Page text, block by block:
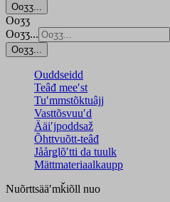
Ooʒʒ...
Ooʒʒ
Ooʒʒ...
Ooʒʒ...
Ouddseidd
Teâđ meeʹst
Tuʹmmstõktuâjj
Vasttõsvuuʹd
Ääiʹjpoddsaž
Õhttvuõtt-teâđ
Jåårǥlõʹtti da tuulk
Mättmateriaalkaupp
Nuõrttsääʹmǩiõll nuo